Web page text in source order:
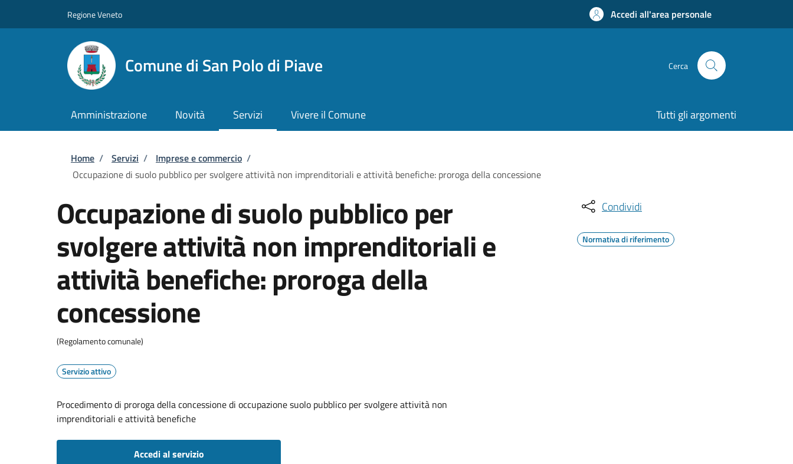
Regione Veneto Accedi all'area personale
Comune di San Polo di Piave Cerca
Amministrazione Novità Servizi Vivere il Comune Tutti gli argomenti
Briciole di pane
Home / Servizi / Imprese e commercio /
Occupazione di suolo pubblico per svolgere attività non imprenditoriali e attività benefiche: proroga della concessione
Occupazione di suolo pubblico per
svolgere attività non imprenditoriali e
attività benefiche: proroga della
concessione
(Regolamento comunale)
Servizio attivo
Procedimento di proroga della concessione di occupazione suolo pubblico per svolgere attività non
imprenditoriali e attività benefiche
Accedi al servizio
Condividi
Normativa di riferimento